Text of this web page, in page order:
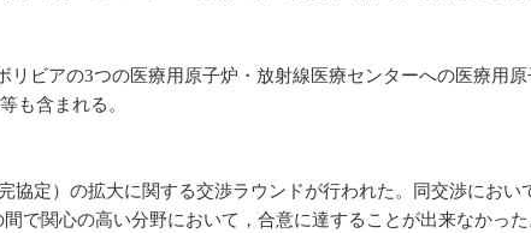
ビアの3つの医療用原子炉・放射線医療センターへの医療用
も含まれる。
定）の拡大に関する交渉ラウンドが行われた。同交渉にお
で関心の高い分野において，合意に達することが出来なかった